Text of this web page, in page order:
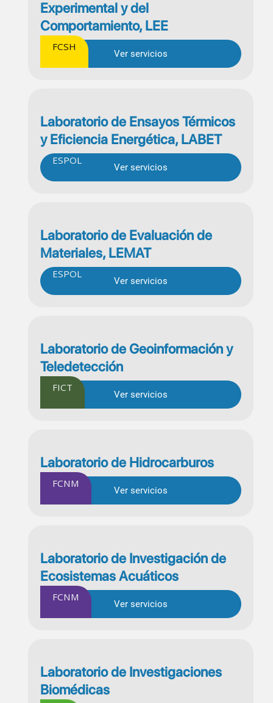
Experimental y del
Comportamiento, LEE
FCSH
Ver servicios
Laboratorio de Ensayos Térmicos
y Eficiencia Energética, LABET
ESPOL
Ver servicios
Laboratorio de Evaluación de
Materiales, LEMAT
ESPOL
Ver servicios
Laboratorio de Geoinformación y
Teledetección
FICT
Ver servicios
Laboratorio de Hidrocarburos
FCNM
Ver servicios
Laboratorio de Investigación de
Ecosistemas Acuáticos
FCNM
Ver servicios
Laboratorio de Investigaciones
Biomédicas